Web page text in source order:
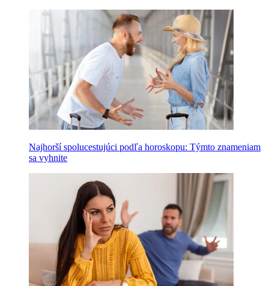
Najhorší spolucestujúci podľa horoskopu: Týmto znameniam
sa vyhnite